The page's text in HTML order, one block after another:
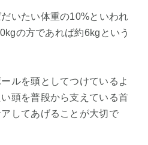
いたい体重の10%といわれ
の方であれば約6kgという
ルを頭としてつけているよ
頭を普段から支えている首
してあげることが大切で